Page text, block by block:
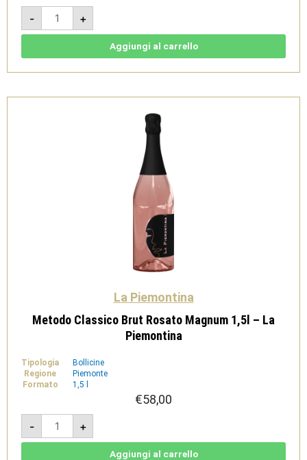
-
Ghemme
DOCG
2020
Magnum
Piemontina
+
Aggiungi al carrello
La Piemontina
Metodo Classico Brut Rosato Magnum 1,5l – La
Piemontina
Tipologia
Bollicine
Regione
Piemonte
Formato
1,5 l
€58,00
-
Metodo
Classico
Brut
Rosato
+
Aggiungi al carrello